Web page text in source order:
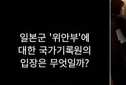
카카오스토리 밴드
일본군 '위안부'에
대한 국가기록원의
입장은 무엇일까?